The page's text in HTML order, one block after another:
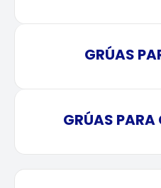
GRÚAS
GRÚAS